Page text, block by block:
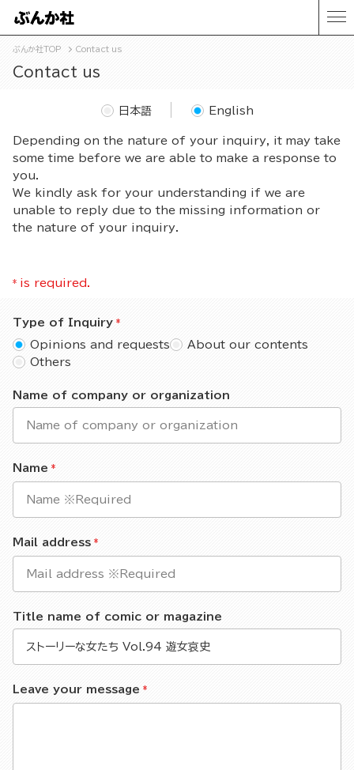
ぶんか社TOP Contact us
Contact us
Depending on the nature of your inquiry, it may take
some time before we are able to make a response to
you.
We kindly ask for your understanding if we are
unable to reply due to the missing information or
the nature of your inquiry.
日本語 English
* is required.
Type of Inquiry
Opinions and requests
About our contents
Others
Name of company or organization
Name
Mail address
Title name of comic or magazine
Leave your message